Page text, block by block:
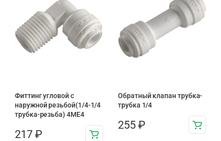
Фиттинг угловой с
наружной резьбой(1/4-1/4
трубка-резьба) 4ME4
217 ₽
Обратный клапан трубка-
трубка 1/4
255 ₽